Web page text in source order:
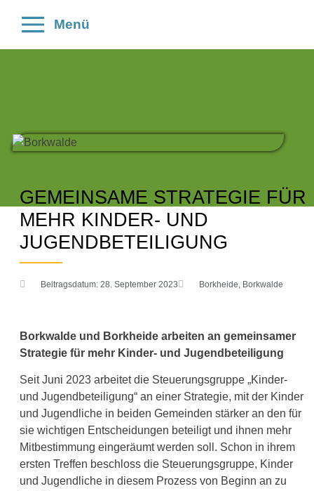
Menü
GEMEINSAME STRATEGIE FÜR
MEHR KINDER- UND
JUGENDBETEILIGUNG
Beitragsdatum: 28. September 2023 Borkheide, Borkwalde
Borkwalde und Borkheide arbeiten an gemeinsamer
Strategie für mehr Kinder- und Jugendbeteiligung
Seit Juni 2023 arbeitet die Steuerungsgruppe „Kinder-
und Jugendbeteiligung“ an einer Strategie, mit der Kinder
und Jugendliche in beiden Gemeinden stärker an den für
sie wichtigen Entscheidungen beteiligt und ihnen mehr
Mitbestimmung eingeräumt werden soll. Schon in ihrem
ersten Treffen beschloss die Steuerungsgruppe, Kinder
und Jugendliche in diesem Prozess von Beginn an zu